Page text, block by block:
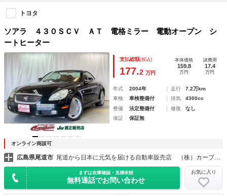
トヨタ
ソアラ ４３０ＳＣＶ ＡＴ 電格ミラー 電動オープン シ
ートヒーター
支払総額(税込)
177.2 万円
本体価格
159.8
万円
諸費用
17.4
万円
年式 2004年 走行
7.2万km
車検
車検整備付 排気
4300cc
整備
法定整備付 修復
なし
保証
保証無
オンライン商談可
広島県尾道市 尾道から日本に元気を届ける自動車販売店 （株）カープランニング広島
まずは在庫確認・見積依頼
無料通話でお問い合わせ
お気に入り